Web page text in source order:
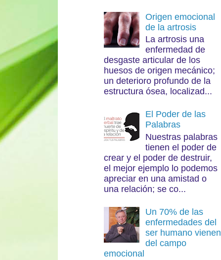
Origen emocional
de la artrosis
La artrosis una
enfermedad de
desgaste articular de los
huesos de origen mecánico;
un deterioro profundo de la
estructura ósea, localizad...
El Poder de las
Palabras
Nuestras palabras
tienen el poder de
crear y el poder de destruir,
el mejor ejemplo lo podemos
apreciar en una amistad o
una relación; se co...
Un 70% de las
enfermedades del
ser humano vienen
del campo
emocional